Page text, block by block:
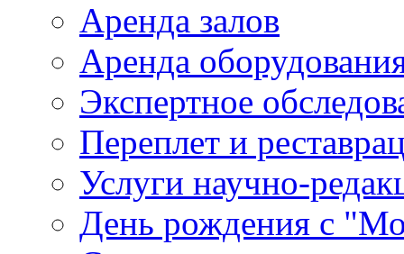
Аренда залов
Аренда
Экспертное
Переплет и
Услуги научно-
День рождения с